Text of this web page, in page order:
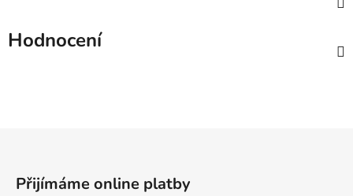
Hodnocení
Přijímáme online platby